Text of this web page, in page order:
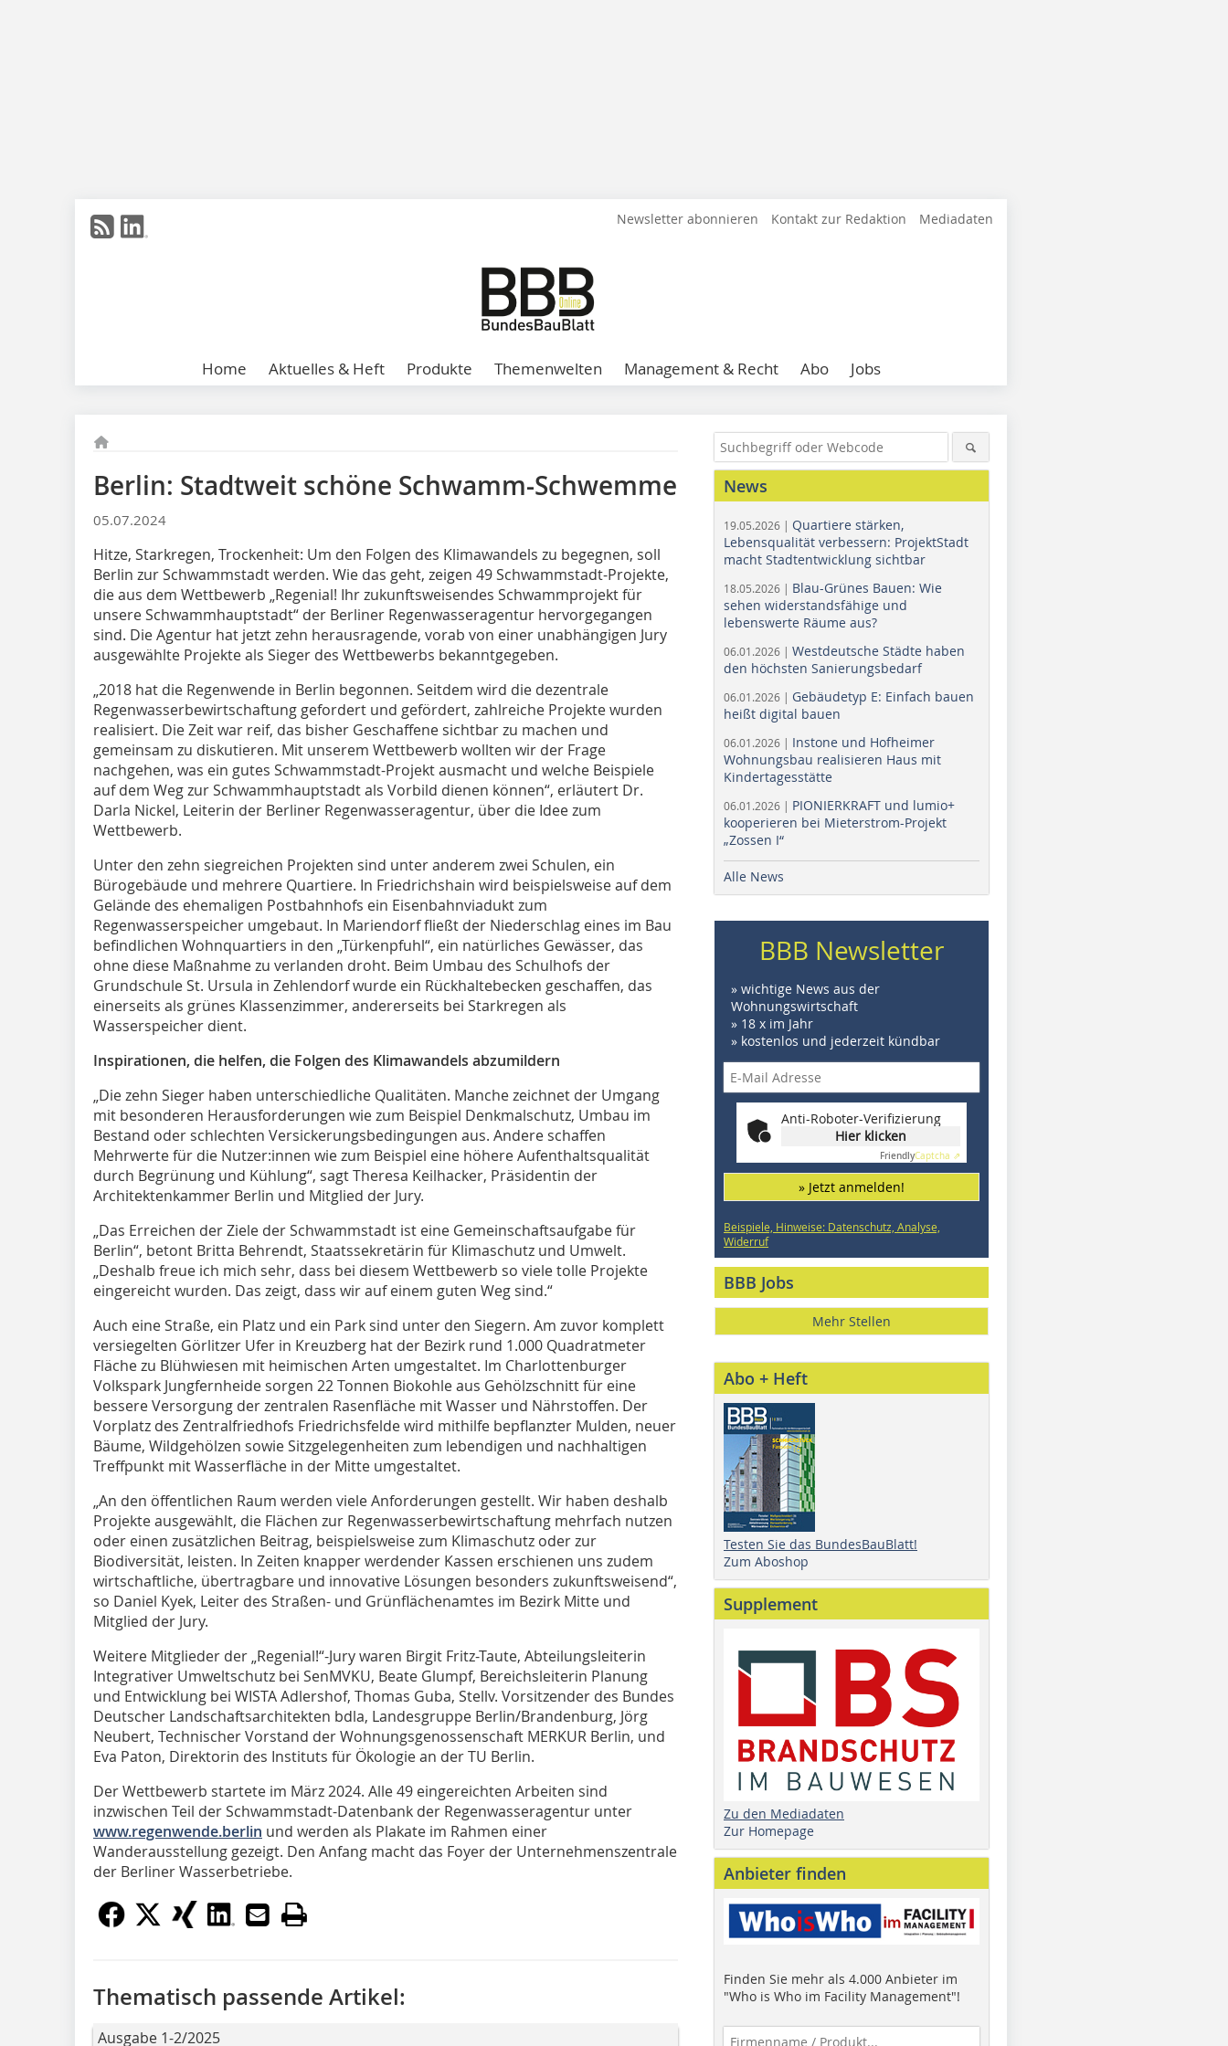
Newsletter abonnieren Kontakt zur Redaktion Mediadaten
Home Aktuelles & Heft Produkte Themenwelten Management & Recht Abo Jobs
Berlin: Stadtweit schöne Schwamm-Schwemme
05.07.2024
Hitze, Starkregen, Trockenheit: Um den Folgen des Klimawandels zu begegnen, soll
Berlin zur Schwammstadt werden. Wie das geht, zeigen 49 Schwammstadt-Projekte,
die aus dem Wettbewerb „Regenial! Ihr zukunftsweisendes Schwammprojekt für
unsere Schwammhauptstadt“ der Berliner Regenwasseragentur hervorgegangen
sind. Die Agentur hat jetzt zehn herausragende, vorab von einer unabhängigen Jury
ausgewählte Projekte als Sieger des Wettbewerbs bekanntgegeben.
„2018 hat die Regenwende in Berlin begonnen. Seitdem wird die dezentrale
Regenwasserbewirtschaftung gefordert und gefördert, zahlreiche Projekte wurden
realisiert. Die Zeit war reif, das bisher Geschaffene sichtbar zu machen und
gemeinsam zu diskutieren. Mit unserem Wettbewerb wollten wir der Frage
nachgehen, was ein gutes Schwammstadt-Projekt ausmacht und welche Beispiele
auf dem Weg zur Schwammhauptstadt als Vorbild dienen können“, erläutert Dr.
Darla Nickel, Leiterin der Berliner Regenwasseragentur, über die Idee zum
Wettbewerb.
Unter den zehn siegreichen Projekten sind unter anderem zwei Schulen, ein
Bürogebäude und mehrere Quartiere. In Friedrichshain wird beispielsweise auf dem
Gelände des ehemaligen Postbahnhofs ein Eisenbahnviadukt zum
Regenwasserspeicher umgebaut. In Mariendorf fließt der Niederschlag eines im Bau
befindlichen Wohnquartiers in den „Türkenpfuhl“, ein natürliches Gewässer, das
ohne diese Maßnahme zu verlanden droht. Beim Umbau des Schulhofs der
Grundschule St. Ursula in Zehlendorf wurde ein Rückhaltebecken geschaffen, das
einerseits als grünes Klassenzimmer, andererseits bei Starkregen als
Wasserspeicher dient.
Inspirationen, die helfen, die Folgen des Klimawandels abzumildern
„Die zehn Sieger haben unterschiedliche Qualitäten. Manche zeichnet der Umgang
mit besonderen Herausforderungen wie zum Beispiel Denkmalschutz, Umbau im
Bestand oder schlechten Versickerungsbedingungen aus. Andere schaffen
Mehrwerte für die Nutzer:innen wie zum Beispiel eine höhere Aufenthaltsqualität
durch Begrünung und Kühlung“, sagt Theresa Keilhacker, Präsidentin der
Architektenkammer Berlin und Mitglied der Jury.
„Das Erreichen der Ziele der Schwammstadt ist eine Gemeinschaftsaufgabe für
Berlin“, betont Britta Behrendt, Staatssekretärin für Klimaschutz und Umwelt.
„Deshalb freue ich mich sehr, dass bei diesem Wettbewerb so viele tolle Projekte
eingereicht wurden. Das zeigt, dass wir auf einem guten Weg sind.“
Auch eine Straße, ein Platz und ein Park sind unter den Siegern. Am zuvor komplett
versiegelten Görlitzer Ufer in Kreuzberg hat der Bezirk rund 1.000 Quadratmeter
Fläche zu Blühwiesen mit heimischen Arten umgestaltet. Im Charlottenburger
Volkspark Jungfernheide sorgen 22 Tonnen Biokohle aus Gehölzschnitt für eine
bessere Versorgung der zentralen Rasenfläche mit Wasser und Nährstoffen. Der
Vorplatz des Zentralfriedhofs Friedrichsfelde wird mithilfe bepflanzter Mulden, neuer
Bäume, Wildgehölzen sowie Sitzgelegenheiten zum lebendigen und nachhaltigen
Treffpunkt mit Wasserfläche in der Mitte umgestaltet.
„An den öffentlichen Raum werden viele Anforderungen gestellt. Wir haben deshalb
Projekte ausgewählt, die Flächen zur Regenwasserbewirtschaftung mehrfach nutzen
oder einen zusätzlichen Beitrag, beispielsweise zum Klimaschutz oder zur
Biodiversität, leisten. In Zeiten knapper werdender Kassen erschienen uns zudem
wirtschaftliche, übertragbare und innovative Lösungen besonders zukunftsweisend“,
so Daniel Kyek, Leiter des Straßen- und Grünflächenamtes im Bezirk Mitte und
Mitglied der Jury.
Weitere Mitglieder der „Regenial!“-Jury waren Birgit Fritz-Taute, Abteilungsleiterin
Integrativer Umweltschutz bei SenMVKU, Beate Glumpf, Bereichsleiterin Planung
und Entwicklung bei WISTA Adlershof, Thomas Guba, Stellv. Vorsitzender des Bundes
Deutscher Landschaftsarchitekten bdla, Landesgruppe Berlin/Brandenburg, Jörg
Neubert, Technischer Vorstand der Wohnungsgenossenschaft MERKUR Berlin, und
Eva Paton, Direktorin des Instituts für Ökologie an der TU Berlin.
Der Wettbewerb startete im März 2024. Alle 49 eingereichten Arbeiten sind
inzwischen Teil der Schwammstadt-Datenbank der Regenwasseragentur unter
www.regenwende.berlin und werden als Plakate im Rahmen einer
Wanderausstellung gezeigt. Den Anfang macht das Foyer der Unternehmenszentrale
der Berliner Wasserbetriebe.
Thematisch passende Artikel:
Ausgabe 1-2/2025
News
19.05.2026 | Quartiere stärken,
Lebensqualität verbessern: ProjektStadt
macht Stadtentwicklung sichtbar
18.05.2026 | Blau-Grünes Bauen: Wie
sehen widerstandsfähige und
lebenswerte Räume aus?
06.01.2026 | Westdeutsche Städte haben
den höchsten Sanierungsbedarf
06.01.2026 | Gebäudetyp E: Einfach bauen
heißt digital bauen
06.01.2026 | Instone und Hofheimer
Wohnungsbau realisieren Haus mit
Kindertagesstätte
06.01.2026 | PIONIERKRAFT und lumio+
kooperieren bei Mieterstrom-Projekt
„Zossen I“
Alle News
BBB Newsletter
» wichtige News aus der
Wohnungswirtschaft
» 18 x im Jahr
» kostenlos und jederzeit kündbar
Anti-Roboter-Verifizierung
Hier klicken
FriendlyCaptcha ⇗
» Jetzt anmelden!
Beispiele, Hinweise: Datenschutz, Analyse,
Widerruf
BBB Jobs
Mehr Stellen
Abo + Heft
Testen Sie das BundesBauBlatt!
Zum Aboshop
Supplement
Zu den Mediadaten
Zur Homepage
Anbieter finden
Finden Sie mehr als 4.000 Anbieter im
"Who is Who im Facility Management"!